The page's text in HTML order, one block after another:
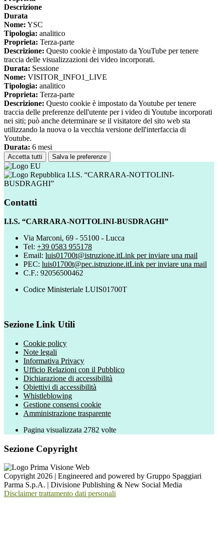
Descrizione
Durata
Nome: YSC
Tipologia: analitico
Proprieta: Terza-parte
Descrizione: Questo cookie è impostato da YouTube per tenere
traccia delle visualizzazioni dei video incorporati.
Durata: Sessione
Nome: VISITOR_INFO1_LIVE
Tipologia: analitico
Proprieta: Terza-parte
Descrizione: Questo cookie è impostato da Youtube per tenere
traccia delle preferenze dell'utente per i video di Youtube incorporati
nei siti; può anche determinare se il visitatore del sito web sta
utilizzando la nuova o la vecchia versione dell'interfaccia di
Youtube.
Durata: 6 mesi
Accetta tutti Salva le preferenze
I.I.S. “CARRARA-NOTTOLINI-
BUSDRAGHI”
Contatti
I.I.S. “CARRARA-NOTTOLINI-BUSDRAGHI”
Via Marconi, 69 - 55100 - Lucca
Tel: +39 0583 955178
Email: luis01700t@istruzione.itLink per inviare una mail
PEC: luis01700t@pec.istruzione.itLink per inviare una mail
C.F.: 92056500462
Codice Ministeriale LUIS01700T
Sezione Link Utili
Cookie policy
Note legali
Informativa Privacy
Ufficio Relazioni con il Pubblico
Dichiarazione di accessibilità
Obiettivi di accessibilità
Whistleblowing
Gestione consensi cookie
Amministrazione trasparente
Pagina visualizzata 2782 volte
Sezione Copyright
Copyright 2026 | Engineered and powered by Gruppo Spaggiari
Parma S.p.A. | Divisione Publishing & New Social Media
Disclaimer trattamento dati personali